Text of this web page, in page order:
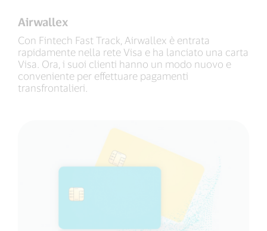
Airwallex
Con Fintech Fast Track, Airwallex è entrata
rapidamente nella rete Visa e ha lanciato una carta
Visa. Ora, i suoi clienti hanno un modo nuovo e
conveniente per effettuare pagamenti
transfrontalieri.